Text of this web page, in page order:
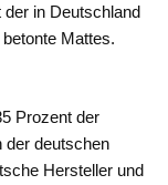
in Deutschland
Mattes.
Prozent der
der deutschen
Hersteller und